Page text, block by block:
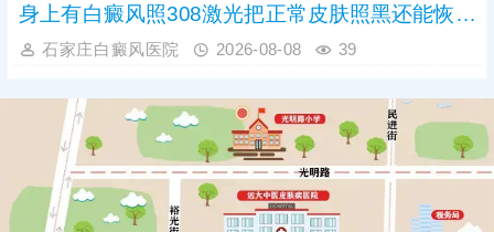
身上有白癜风照308激光把正常皮肤照黑还能恢复吗
石家庄白癜风医院 2026-08-08 39